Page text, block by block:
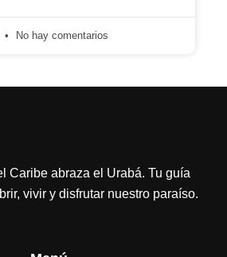
No hay comentarios
Caribe abraza el Urabá. Tu guía
vivir y disfrutar nuestro paraíso.